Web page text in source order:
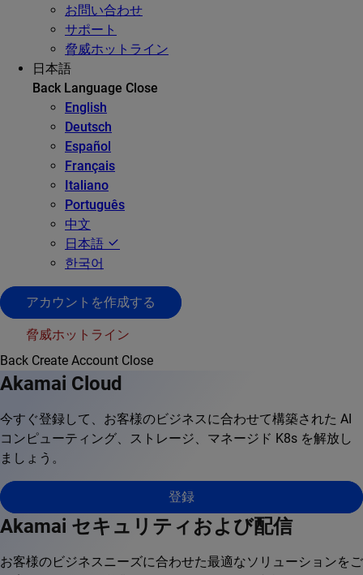
お問い合わせ
サポート
脅威ホットライン
日本語
Back Language Close
English
Deutsch
Español
Français
Italiano
Português
中文
日本語
한국어
アカウントを作成する
脅威ホットライン
Back Create Account Close
Akamai Cloud
今すぐ登録して、お客様のビジネスに合わせて構築された AI
コンピューティング、ストレージ、マネージド K8s を解放し
ましょう。
登録
Akamai セキュリティおよび配信
お客様のビジネスニーズに合わせた最適なソリューションをご